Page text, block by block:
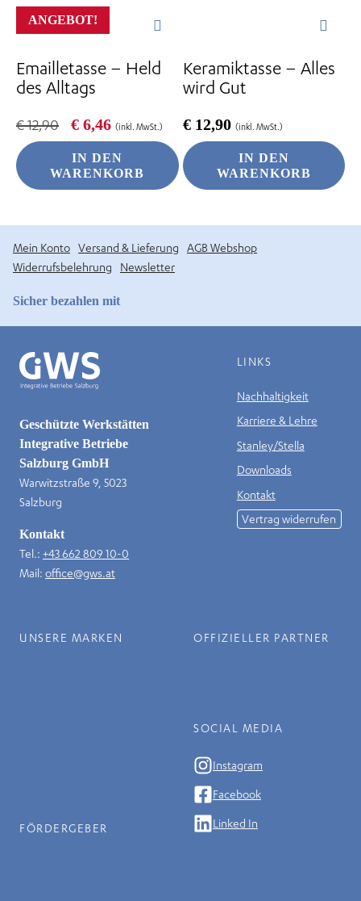
ANGEBOT!
Emailletasse – Held
des Alltags
€12,90
Ursprünglicher
Preis
war:
€ 12,90
€ 6,46Aktueller
Preis
ist:
€ 6,46.
(inkl. MwSt.)
IN DEN
WARENKORB
Keramiktasse – Alles
wird Gut
€12,90 (inkl. MwSt.)
IN DEN
WARENKORB
Mein Konto Versand & Lieferung
AGB Webshop
Widerrufsbelehrung
Newsletter
Sicher bezahlen mit
Geschützte Werkstätten
Integrative Betriebe
Salzburg GmbH
Warwitzstraße 9, 5023
Salzburg
Kontakt
Tel.: +43 662 809 10-0
Mail: office@gws.at
LINKS
Nachhaltigkeit
Karriere & Lehre
Stanley/Stella
Downloads
Kontakt
Vertrag widerrufen
UNSERE MARKEN
FÖRDERGEBER
OFFIZIELLER PARTNER
SOCIAL MEDIA
Instagram
Facebook
Linked In